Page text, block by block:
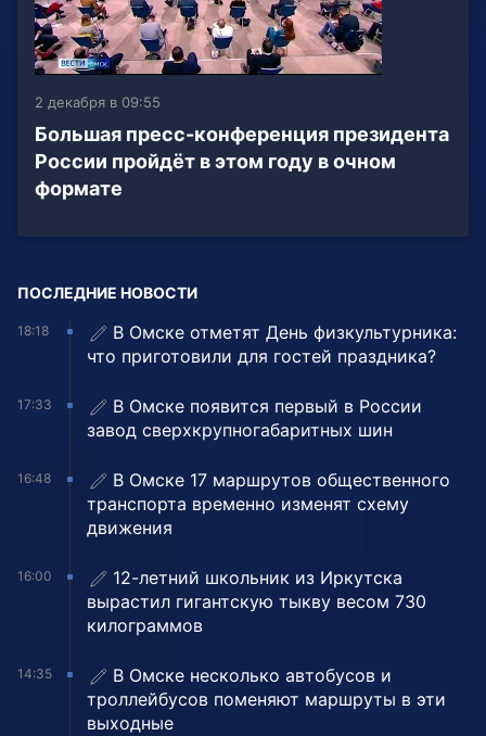
2 декабря в 09:55
Большая пресс-конференция президента
России пройдёт в этом году в очном
формате
ПОСЛЕДНИЕ НОВОСТИ
18:18
В Омске отметят День физкультурника:
что приготовили для гостей праздника?
17:33
В Омске появится первый в России
завод сверхкрупногабаритных шин
16:48
В Омске 17 маршрутов общественного
транспорта временно изменят схему
движения
16:00
12-летний школьник из Иркутска
вырастил гигантскую тыкву весом 730
килограммов
14:35
В Омске несколько автобусов и
троллейбусов поменяют маршруты в эти
выходные